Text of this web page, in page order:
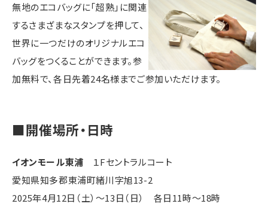
無地のエコバッグに「超熟」に関連
するさまざまなスタンプを押して、
世界に一つだけのオリジナルエコ
バッグをつくることができます。参
加無料で、各日先着24名様までご参加いただけます。
■開催場所・日時
イオンモール東浦 １Fセントラルコート
愛知県知多郡東浦町緒川字旭13-2
2025年4月12日（土）～13日（日） 各日11時〜18時